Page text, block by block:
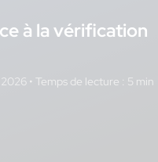
à la vérification
2026 •